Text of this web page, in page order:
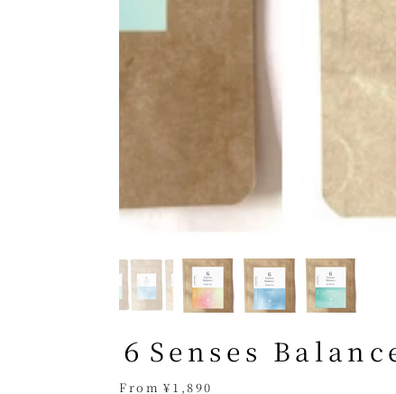
６Senses
From Price
¥1,890